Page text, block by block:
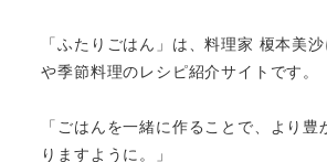
「ふたりごはん」は、料理家 榎本美
や季節料理のレシピ紹介サイトです。
「ごはんを一緒に作ることで、より
りますように。」